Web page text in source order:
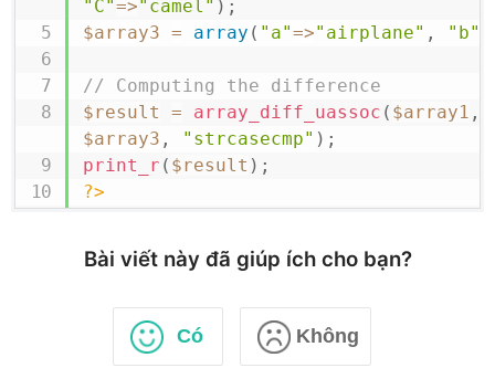
"C"=>"camel" ) ;
$array3 = array ( "a"=>"airplane" , "b"
// Computing the difference
$result
= array_diff_uassoc ( $array1 ,
$array3 , "strcasecmp" ) ;
print_r ( $result ) ;
?>
Bài viết này đã giúp ích cho bạn?
Có Không